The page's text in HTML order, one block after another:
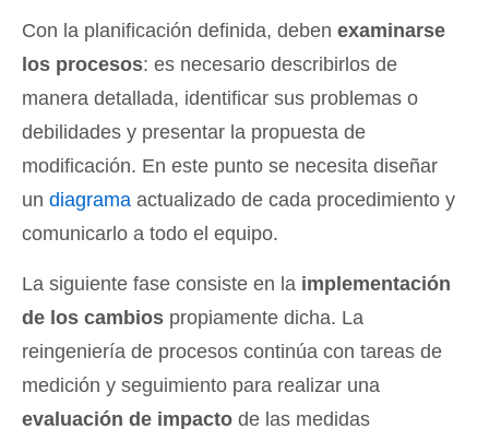
Con la planificación definida, deben examinarse
los procesos: es necesario describirlos de
manera detallada, identificar sus problemas o
debilidades y presentar la propuesta de
modificación. En este punto se necesita diseñar
un diagrama actualizado de cada procedimiento y
comunicarlo a todo el equipo.
La siguiente fase consiste en la implementación
de los cambios propiamente dicha. La
reingeniería de procesos continúa con tareas de
medición y seguimiento para realizar una
evaluación de impacto de las medidas